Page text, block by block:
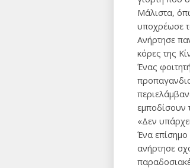
Μάλιστα,
υποχρέωσε
Ανήρτησε
κόρες της
Ένας
εμποδίσουν
«Δεν
Ένα επίσημο
ανήρτησε